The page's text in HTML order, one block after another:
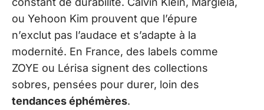
ou Yehoon Kim prouvent que l’épure
n’exclut pas l’audace et s’adapte à la
modernité. En France, des labels comme
ZOYE ou Lérisa signent des collections
sobres, pensées pour durer, loin des
tendances éphémères.